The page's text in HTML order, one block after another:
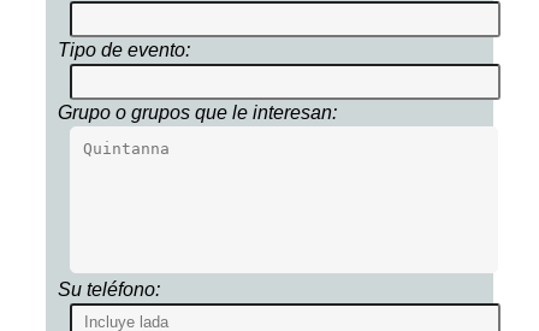
Tipo de evento:
Grupo o grupos que le interesan:
Su teléfono: